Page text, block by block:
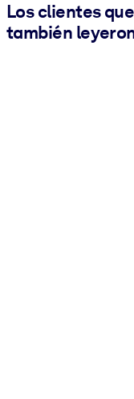
Los clientes
también